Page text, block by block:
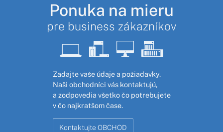
Ponuka na mieru
pre business zákazníkov
Zadajte vaše údaje a požiadavky.
Naši obchodníci vás kontaktujú,
a zodpovedia všetko čo potrebujete
v čo najkratšom čase.
Kontaktujte OBCHOD